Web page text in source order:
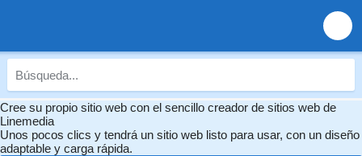
Cree su propio sitio web con el sencillo creador de sitios web de
Linemedia
Unos pocos clics y tendrá un sitio web listo para usar, con un diseño
adaptable y carga rápida.